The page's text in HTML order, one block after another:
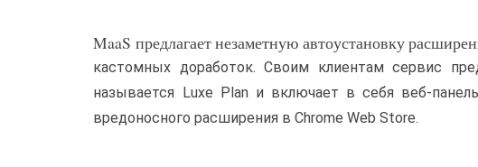
MaaS предлагает незаметную автоустановку
кастомных доработок. Своим клиентам сервис
называется Luxe Plan и включает в себя веб-
вредоносного расширения в Chrome Web Store.